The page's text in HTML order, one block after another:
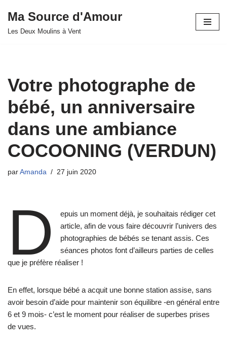
Aller
Ma Source d'Amour
Les Deux Moulins à Vent
Votre photographe de
bébé, un anniversaire
dans une ambiance
COCOONING (VERDUN)
par Amanda 27 juin 2020
D
epuis un moment déjà, je souhaitais rédiger cet
article, afin de vous faire découvrir l’univers des
photographies de bébés se tenant assis. Ces
séances photos font d’ailleurs parties de celles
que je préfère réaliser !
En effet, lorsque bébé a acquit une bonne station assise, sans
avoir besoin d’aide pour maintenir son équilibre -en général entre
6 et 9 mois- c’est le moment pour réaliser de superbes prises
de vues.